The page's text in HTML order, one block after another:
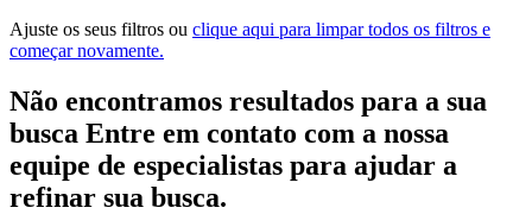
Ajuste os seus filtros ou clique aqui para limpar todos os filtros e
começar novamente.
Não encontramos resultados para a sua
busca Entre em contato com a nossa
equipe de especialistas para ajudar a
refinar sua busca.